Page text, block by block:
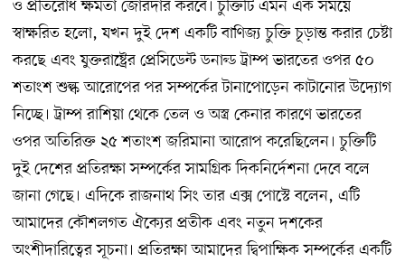
ও প্রতিরোধ ক্ষমতা জোরদার করবে। চুক্তিটি এমন এক সময়ে
স্বাক্ষরিত হলো, যখন দুই দেশ একটি বাণিজ্য চুক্তি চূড়ান্ত করার চেষ্টা
করছে এবং যুক্তরাষ্ট্রের প্রেসিডেন্ট ডনাল্ড ট্রাম্প ভারতের ওপর ৫০
শতাংশ শুল্ক আরোপের পর সম্পর্কের টানাপোড়েন কাটানোর উদ্যোগ
নিচ্ছে। ট্রাম্প রাশিয়া থেকে তেল ও অস্ত্র কেনার কারণে ভারতের
ওপর অতিরিক্ত ২৫ শতাংশ জরিমানা আরোপ করেছিলেন। চুক্তিটি
দুই দেশের প্রতিরক্ষা সম্পর্কের সামগ্রিক দিকনির্দেশনা দেবে বলে
জানা গেছে। এদিকে রাজনাথ সিং তার এক্স পোস্টে বলেন, এটি
আমাদের কৌশলগত ঐক্যের প্রতীক এবং নতুন দশকের
অংশীদারিত্বের সূচনা। প্রতিরক্ষা আমাদের দ্বিপাক্ষিক সম্পর্কের একটি